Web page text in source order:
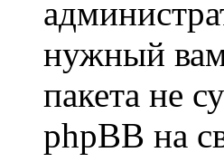
нужный вам
пакета не
phpBB на